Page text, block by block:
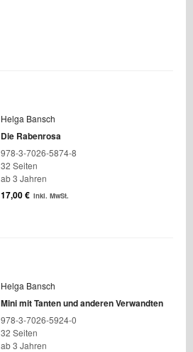
Helga Bansch
Die Rabenrosa
978-3-7026-5874-8
32 Seiten
ab 3 Jahren
17,00€ inkl. MwSt.
Helga Bansch
Mini mit Tanten und anderen Verwandten
978-3-7026-5924-0
32 Seiten
ab 3 Jahren